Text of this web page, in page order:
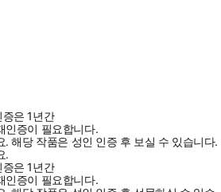
은 1년간
인증이 필요합니다.
.해당 작품은 성인 인증 후 보실 수 있습니다.
.
은 1년간
인증이 필요합니다.